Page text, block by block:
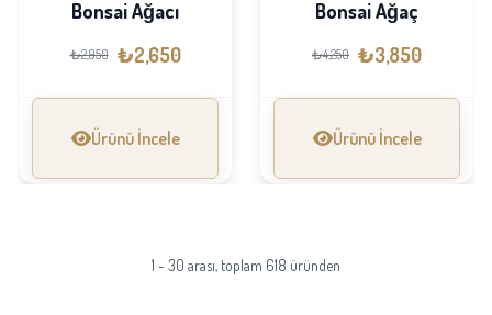
Bonsai Ağacı
₺2,950 ₺2,650
Ürünü İncele
Bonsai Ağaç
₺4,250 ₺3,850
Ürünü İncele
1 - 30 arası, toplam 618 üründen